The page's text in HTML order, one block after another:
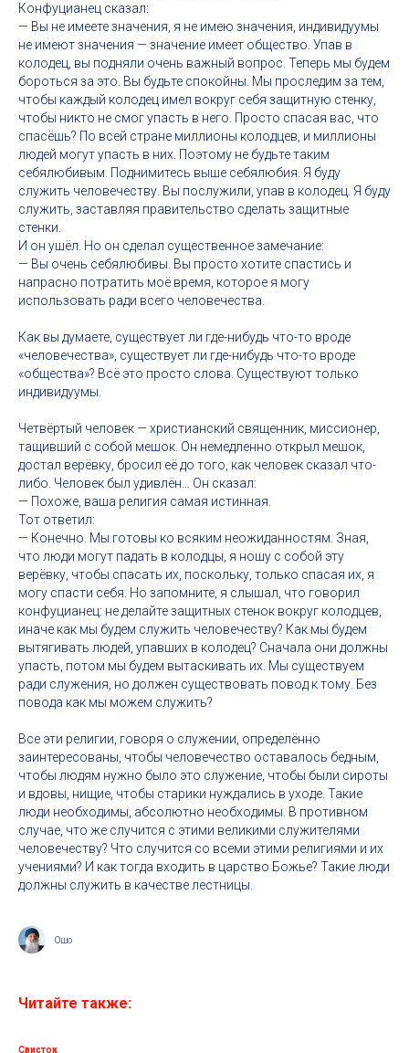
Конфуцианец сказал:
— Вы не имеете значения, я не имею значения, индивидуумы
не имеют значения — значение имеет общество. Упав в
колодец, вы подняли очень важный вопрос. Теперь мы будем
бороться за это. Вы будьте спокойны. Мы проследим за тем,
чтобы каждый колодец имел вокруг себя защитную стенку,
чтобы никто не смог упасть в него. Просто спасая вас, что
спасёшь? По всей стране миллионы колодцев, и миллионы
людей могут упасть в них. Поэтому не будьте таким
себялюбивым. Поднимитесь выше себялюбия. Я буду
служить человечеству. Вы послужили, упав в колодец. Я буду
служить, заставляя правительство сделать защитные
стенки.
И он ушёл. Но он сделал существенное замечание:
— Вы очень себялюбивы. Вы просто хотите спастись и
напрасно потратить моё время, которое я могу
использовать ради всего человечества.
Как вы думаете, существует ли где-нибудь что-то вроде
«человечества», существует ли где-нибудь что-то вроде
«общества»? Всё это просто слова. Существуют только
индивидуумы.
Четвёртый человек — христианский священник, миссионер,
тащивший с собой мешок. Он немедленно открыл мешок,
достал верёвку, бросил её до того, как человек сказал что-
либо. Человек был удивлён… Он сказал:
— Похоже, ваша религия самая истинная.
Тот ответил:
— Конечно. Мы готовы ко всяким неожиданностям. Зная,
что люди могут падать в колодцы, я ношу с собой эту
верёвку, чтобы спасать их, поскольку, только спасая их, я
могу спасти себя. Но запомните, я слышал, что говорил
конфуцианец: не делайте защитных стенок вокруг колодцев,
иначе как мы будем служить человечеству? Как мы будем
вытягивать людей, упавших в колодец? Сначала они должны
упасть, потом мы будем вытаскивать их. Мы существуем
ради служения, но должен существовать повод к тому. Без
повода как мы можем служить?
Все эти религии, говоря о служении, определённо
заинтересованы, чтобы человечество оставалось бедным,
чтобы людям нужно было это служение, чтобы были сироты
и вдовы, нищие, чтобы старики нуждались в уходе. Такие
люди необходимы, абсолютно необходимы. В противном
случае, что же случится с этими великими служителями
человечеству? Что случится со всеми этими религиями и их
учениями? И как тогда входить в царство Божье? Такие люди
должны служить в качестве лестницы.
Ошо
Читайте также:
Свисток